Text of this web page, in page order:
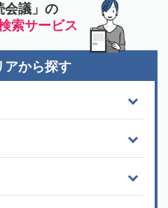
会議」の
索サービス
アから探す